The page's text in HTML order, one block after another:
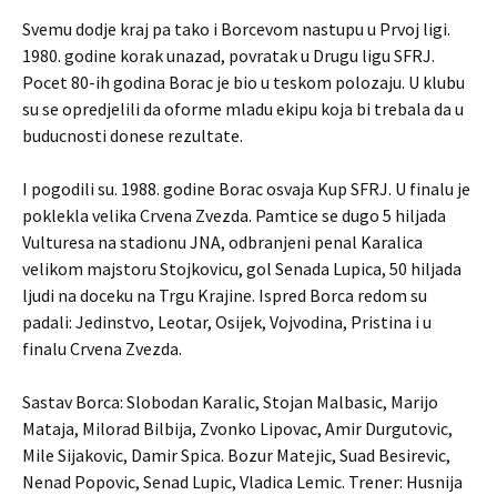
Svemu dodje kraj pa tako i Borcevom nastupu u Prvoj ligi.
1980. godine korak unazad, povratak u Drugu ligu SFRJ.
Pocet 80-ih godina Borac je bio u teskom polozaju. U klubu
su se opredjelili da oforme mladu ekipu koja bi trebala da u
buducnosti donese rezultate.
I pogodili su. 1988. godine Borac osvaja Kup SFRJ. U finalu je
poklekla velika Crvena Zvezda. Pamtice se dugo 5 hiljada
Vulturesa na stadionu JNA, odbranjeni penal Karalica
velikom majstoru Stojkovicu, gol Senada Lupica, 50 hiljada
ljudi na doceku na Trgu Krajine. Ispred Borca redom su
padali: Jedinstvo, Leotar, Osijek, Vojvodina, Pristina i u
finalu Crvena Zvezda.
Sastav Borca: Slobodan Karalic, Stojan Malbasic, Marijo
Mataja, Milorad Bilbija, Zvonko Lipovac, Amir Durgutovic,
Mile Sijakovic, Damir Spica. Bozur Matejic, Suad Besirevic,
Nenad Popovic, Senad Lupic, Vladica Lemic. Trener: Husnija